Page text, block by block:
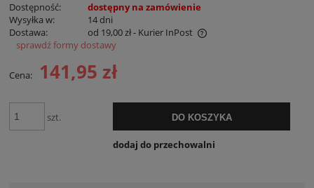
Dostępność:
dostępny na zamówienie
Wysyłka w:
14 dni
Dostawa:
od 19,00 zł- Kurier InPost
Cena nie zawiera ewentualnych kosztów płatności
sprawdź formy dostawy
Cena: 141,95 zł
szt. DO KOSZYKA
dodaj do przechowalni